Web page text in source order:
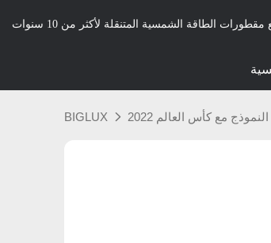
الطاقة الشمسية المتنقلة لأكثر من 10 سنوات
BIGLUX مع كأس العالم 2022